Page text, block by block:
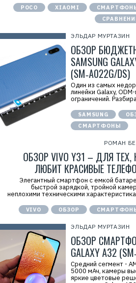
POCO XIAOMI
ЭЛЬДАР МУРТАЗИН
ОБЗОР
SAMSUNG
(SM‑A022G/DS)
Один из самых
линейки Galaxy,
ограничений.
SAMSUNG
СМАРТФОНЫ
РОМАН
ОБЗОР VIVO Y31 – ДЛЯ ТЕХ,
ЛЮБИТ КРАСИВЫЕ
Элегантный смартфон с емкой
быстрой зарядкой, тройной
неплохими техническими
VIVO ОБЗОР
ЭЛЬДАР МУРТАЗИН
ОБЗОР
GALAXY A32
Средний сегмент -
5000 мАч, камеры
яркие цветовые